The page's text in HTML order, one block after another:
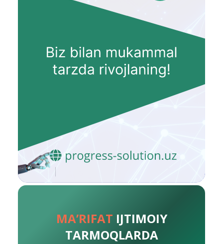
MA’RIFAT IJTIMOIY
TARMOQLARDA